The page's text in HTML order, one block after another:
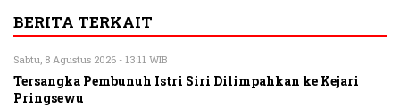
BERITA TERKAIT
Sabtu, 8 Agustus 2026 - 13:11 WIB
Tersangka Pembunuh Istri Siri Dilimpahkan ke Kejari
Pringsewu